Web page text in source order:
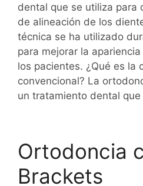
dental que se utiliza para
de alineación de los
técnica se ha utilizado
para mejorar la
los pacientes. ¿Qué es la
convencional? La
un tratamiento dental
Ortodoncia
Brackets